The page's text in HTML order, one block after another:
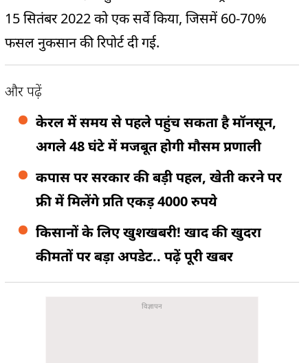
15 सितंबर 2022 को एक सर्वे किया, जिसमें 60-70%
फसल नुकसान की रिपोर्ट दी गई.
और पढ़ें
केरल में समय से पहले पहुंच सकता है मॉनसून,
अगले 48 घंटे में मजबूत होगी मौसम प्रणाली
कपास पर सरकार की बड़ी पहल, खेती करने पर
फ्री में मिलेंगे प्रति एकड़ 4000 रुपये
किसानों के लिए खुशखबरी! खाद की खुदरा
कीमतों पर बड़ा अपडेट.. पढ़ें पूरी खबर